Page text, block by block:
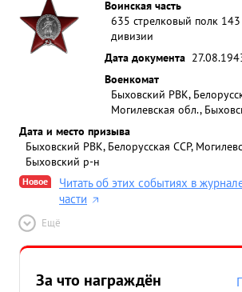
Воинская часть
635 стрелковый полк 143
дивизии
Дата документа
Военкомат
Быховский РВК,
Могилевская обл.,
Дата и место призыва
Быховский РВК, Белорусская ССР,
Быховский р-н
Новое
Читать об этих событиях в
части
Ещё
За что награждён